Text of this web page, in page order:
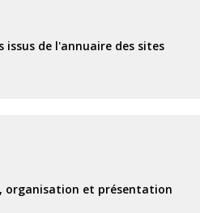
de l'annuaire des sites
organisation et présentation